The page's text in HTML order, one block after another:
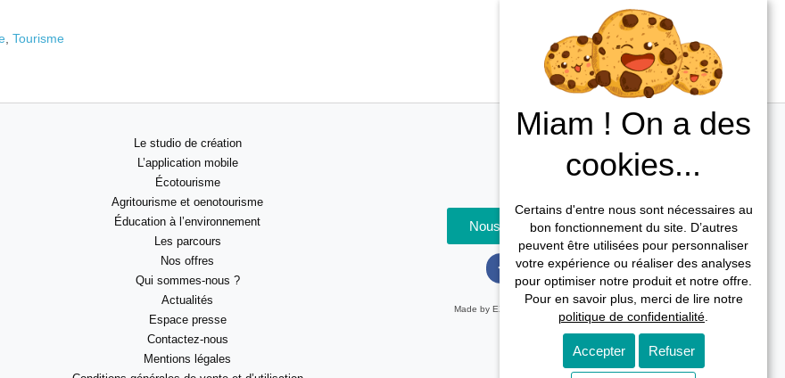
Miam ! On a des
cookies...
Certains d'entre nous sont nécessaires au
bon fonctionnement du site. D’autres
peuvent être utilisées pour personnaliser
votre expérience ou réaliser des analyses
pour optimiser notre produit et notre offre.
Pour en savoir plus, merci de lire notre
politique de confidentialité
Accepter Refuser
, Tourisme
Le studio de création
L’application mobile
Écotourisme
Agritourisme et oenotourisme
Éducation à l’environnement
Les parcours
Nos offres
Qui sommes-nous ?
Actualités
Espace presse
Contactez-nous
Mentions légales
Nous contacter / prendre rdv
Made by EXPLORAMA, 2023 All rights reserved​